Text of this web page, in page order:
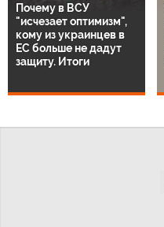
Почему в ВСУ
"исчезает оптимизм",
кому из украинцев в
ЕС больше не дадут
защиту. Итоги